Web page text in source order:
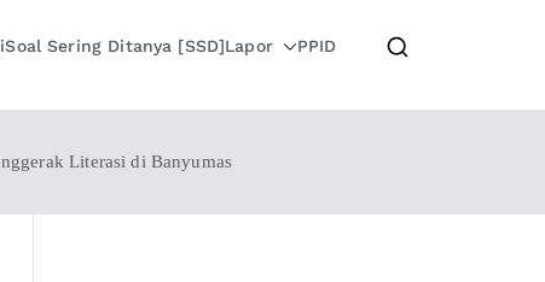
JAWA TENGAH
Soal Sering Ditanya [SSD]Lapor PPID
Literasi di Banyumas